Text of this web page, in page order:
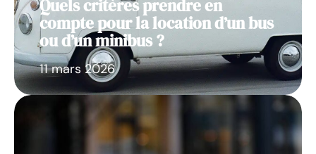
Quels critères prendre en
compte pour la location d’un bus
ou d’un minibus ?
11 mars 2026